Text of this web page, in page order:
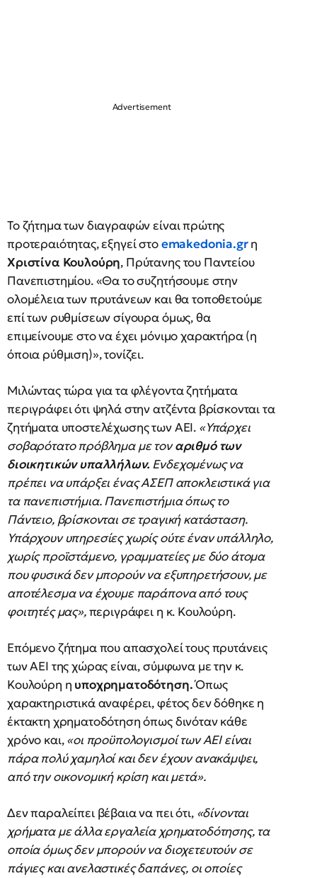
Το ζήτημα των διαγραφών είναι πρώτης
προτεραιότητας, εξηγεί στοemakedonia.grη
Χριστίνα Κουλούρη, Πρύτανης του Παντείου
Πανεπιστημίου. «Θα το συζητήσουμε στην
ολομέλεια των πρυτάνεων και θα τοποθετούμε
επί των ρυθμίσεων σίγουρα όμως, θα
επιμείνουμε στο να έχει μόνιμο χαρακτήρα (η
όποια ρύθμιση)», τονίζει.
Μιλώντας τώρα για τα φλέγοντα ζητήματα
περιγράφει ότι ψηλά στην ατζέντα βρίσκονται τα
ζητήματα υποστελέχωσης των ΑΕΙ. «Υπάρχει
σοβαρότατο πρόβλημα με τοναριθμό των
διοικητικών υπαλλήλων. Ενδεχομένως να
πρέπει να υπάρξει ένας ΑΣΕΠ αποκλειστικά για
τα πανεπιστήμια. Πανεπιστήμια όπως το
Πάντειο, βρίσκονται σε τραγική κατάσταση.
Υπάρχουν υπηρεσίες χωρίς ούτε έναν υπάλληλο,
χωρίς προϊστάμενο, γραμματείες με δύο άτομα
που φυσικά δεν μπορούν να εξυπηρετήσουν, με
αποτέλεσμα να έχουμε παράπονα από τους
φοιτητές μας»,περιγράφει η κ. Κουλούρη.
Επόμενο ζήτημα που απασχολεί τους πρυτάνεις
των ΑΕΙ της χώρας είναι, σύμφωνα με την κ.
Κουλούρη η υποχρηματοδότηση.Όπως
χαρακτηριστικά αναφέρει, φέτος δεν δόθηκε η
έκτακτη χρηματοδότηση όπως δινόταν κάθε
χρόνο και,«οι προϋπολογισμοί των ΑΕΙ είναι
πάρα πολύ χαμηλοί και δεν έχουν ανακάμψει,
από την οικονομική κρίση και μετά».
Δεν παραλείπει βέβαια να πει ότι, «δίνονται
χρήματα με άλλα εργαλεία χρηματοδότησης, τα
οποία όμως δεν μπορούν να διοχετευτούν σε
πάγιες και ανελαστικές δαπάνες, οι οποίες